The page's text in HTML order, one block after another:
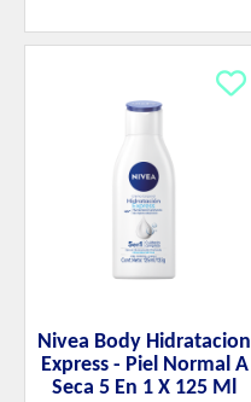
Nivea Body Hidratacion
Express - Piel Normal A
Seca 5 En 1 X 125 Ml